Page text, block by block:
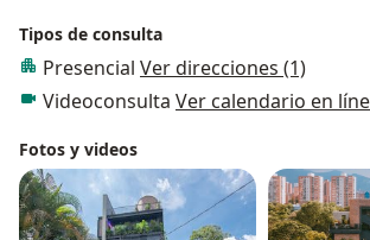
Tipos de consulta
Presencial Ver direcciones (1)
Videoconsulta Ver calendario en
Fotos y videos